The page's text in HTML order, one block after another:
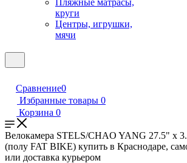
Пляжные матрасы,
круги
Центры, игрушки,
мячи
Сравнение0
Избранные товары 0
Корзина 0
Велокамера STELS/CHAO YANG 27.5" x
(полу FAT BIKE) купить в Краснодаре,
или доставка курьером